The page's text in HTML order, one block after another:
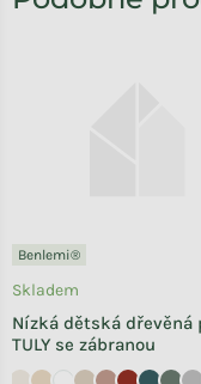
Benlemi®
Nízká dětská dřevěná
TULY se zábranou
Skladem